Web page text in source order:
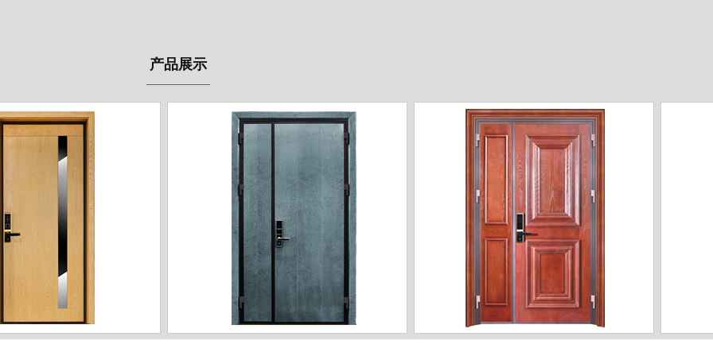
产品展示